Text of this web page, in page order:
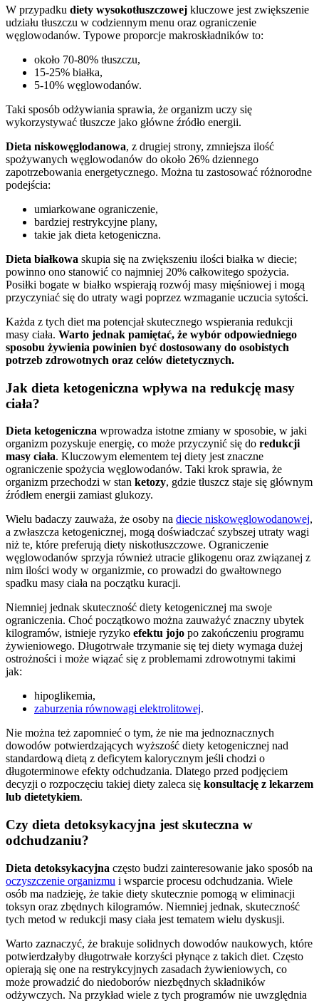
W przypadku diety wysokotłuszczowej kluczowe jest zwiększenie
udziału tłuszczu w codziennym menu oraz ograniczenie
węglowodanów. Typowe proporcje makroskładników to:
około 70-80% tłuszczu,
15-25% białka,
5-10% węglowodanów.
Taki sposób odżywiania sprawia, że organizm uczy się
wykorzystywać tłuszcze jako główne źródło energii.
Dieta niskowęglodanowa, z drugiej strony, zmniejsza ilość
spożywanych węglowodanów do około 26% dziennego
zapotrzebowania energetycznego. Można tu zastosować różnorodne
podejścia:
umiarkowane ograniczenie,
bardziej restrykcyjne plany,
takie jak dieta ketogeniczna.
Dieta białkowa skupia się na zwiększeniu ilości białka w diecie;
powinno ono stanowić co najmniej 20% całkowitego spożycia.
Posiłki bogate w białko wspierają rozwój masy mięśniowej i mogą
przyczyniać się do utraty wagi poprzez wzmaganie uczucia sytości.
Każda z tych diet ma potencjał skutecznego wspierania redukcji
masy ciała. Warto jednak pamiętać, że wybór odpowiedniego
sposobu żywienia powinien być dostosowany do osobistych
potrzeb zdrowotnych oraz celów dietetycznych.
Jak dieta ketogeniczna wpływa na redukcję masy
ciała?
Dieta ketogeniczna wprowadza istotne zmiany w sposobie, w jaki
organizm pozyskuje energię, co może przyczynić się do redukcji
masy ciała. Kluczowym elementem tej diety jest znaczne
ograniczenie spożycia węglowodanów. Taki krok sprawia, że
organizm przechodzi w stan ketozy, gdzie tłuszcz staje się głównym
źródłem energii zamiast glukozy.
Wielu badaczy zauważa, że osoby na diecie niskowęglowodanowej,
a zwłaszcza ketogenicznej, mogą doświadczać szybszej utraty wagi
niż te, które preferują diety niskotłuszczowe. Ograniczenie
węglowodanów sprzyja również utracie glikogenu oraz związanej z
nim ilości wody w organizmie, co prowadzi do gwałtownego
spadku masy ciała na początku kuracji.
Niemniej jednak skuteczność diety ketogenicznej ma swoje
ograniczenia. Choć początkowo można zauważyć znaczny ubytek
kilogramów, istnieje ryzyko efektu jojo po zakończeniu programu
żywieniowego. Długotrwałe trzymanie się tej diety wymaga dużej
ostrożności i może wiązać się z problemami zdrowotnymi takimi
jak:
hipoglikemia,
zaburzenia równowagi elektrolitowej.
Nie można też zapomnieć o tym, że nie ma jednoznacznych
dowodów potwierdzających wyższość diety ketogenicznej nad
standardową dietą z deficytem kalorycznym jeśli chodzi o
długoterminowe efekty odchudzania. Dlatego przed podjęciem
decyzji o rozpoczęciu takiej diety zaleca się konsultację z lekarzem
lub dietetykiem.
Czy dieta detoksykacyjna jest skuteczna w
odchudzaniu?
Dieta detoksykacyjna często budzi zainteresowanie jako sposób na
oczyszczenie organizmu i wsparcie procesu odchudzania. Wiele
osób ma nadzieję, że takie diety skutecznie pomogą w eliminacji
toksyn oraz zbędnych kilogramów. Niemniej jednak, skuteczność
tych metod w redukcji masy ciała jest tematem wielu dyskusji.
Warto zaznaczyć, że brakuje solidnych dowodów naukowych, które
potwierdzałyby długotrwałe korzyści płynące z takich diet. Często
opierają się one na restrykcyjnych zasadach żywieniowych, co
może prowadzić do niedoborów niezbędnych składników
odżywczych. Na przykład wiele z tych programów nie uwzględnia